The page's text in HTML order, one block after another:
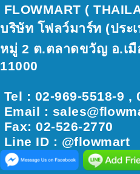
FLOWMART (
บริษัท โฟลว์มาร์ท (ประ
หมู่ 2 ต.ตลาดขวัญ อ.เ
11000
Tel : 02-969-5518-9 ,
Email :
Fax: 02-526-2770
Line ID : @flowmart